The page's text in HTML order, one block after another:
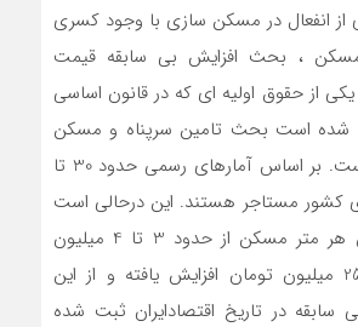
انفعال در مسکن سازی با وجود کسری
مسکن ، بحث افزایش بی سابقه قیمت
از حقوق اولیه ای که در قانون اساسی
شده است بحث تامین سرپناه و مسکن
برای عموم مردم است. بر اساس آمارهای رسمی حدود 30 تا
کشور مستاجر هستند. این درحالی است
که قیمت میانگین هر متر مسکن از حدود 3 تا 4 میلیون
تومان به حدود 25 میلیون تومان افزایش یافته و از این
در تاریخ اقتصادایران ثبت شده